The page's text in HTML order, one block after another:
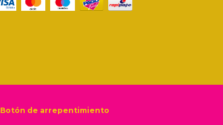
Botón de arrepentimiento